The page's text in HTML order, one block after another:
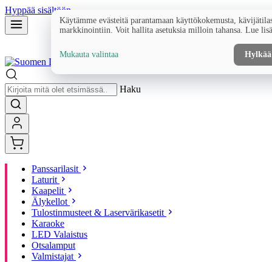
Hyppää sisältöön
Haku
Panssarilasit
Laturit
Kaapelit
Älykellot
Tulostinmusteet & Laservärikasetit
Karaoke
LED Valaistus
Otsalamput
Valmistajat
Käytämme evästeitä parantamaan käyttökokemusta,
markkinointiin. Voit hallita asetuksia milloin tahansa. Lue
Mukauta valintaa Hylkää